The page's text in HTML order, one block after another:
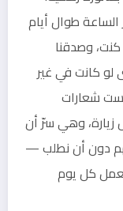
طوال أيام
كنت، وصدقنا
لو كانت في غير
شعارات
زيارة، وهي سرّ أن
دون أن نطلب —
كل يوم